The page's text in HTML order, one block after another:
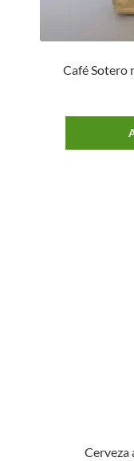
Café Sotero
Cerveza